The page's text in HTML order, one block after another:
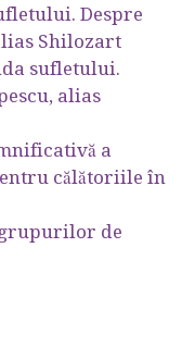
Despre
Shilozart
sufletului.
alias
a
călătoriile în
grupurilor de